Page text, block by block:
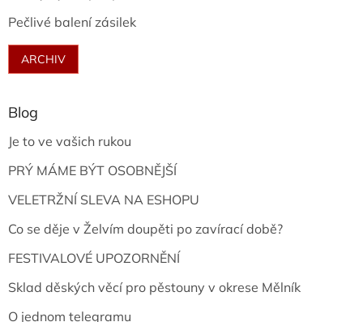
Pečlivé balení zásilek
ARCHIV
Blog
Je to ve vašich rukou
PRÝ MÁME BÝT OSOBNĚJŠÍ
VELETRŽNÍ SLEVA NA ESHOPU
Co se děje v Želvím doupěti po zavírací době?
FESTIVALOVÉ UPOZORNĚNÍ
Sklad děských věcí pro pěstouny v okrese Mělník
O jednom telegramu